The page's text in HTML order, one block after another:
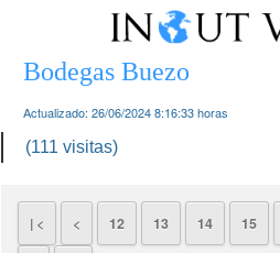
Bodegas Buezo
Actualizado: 26/06/2024 8:16:33horas
(111 visitas)
| < < 12 13 14 15